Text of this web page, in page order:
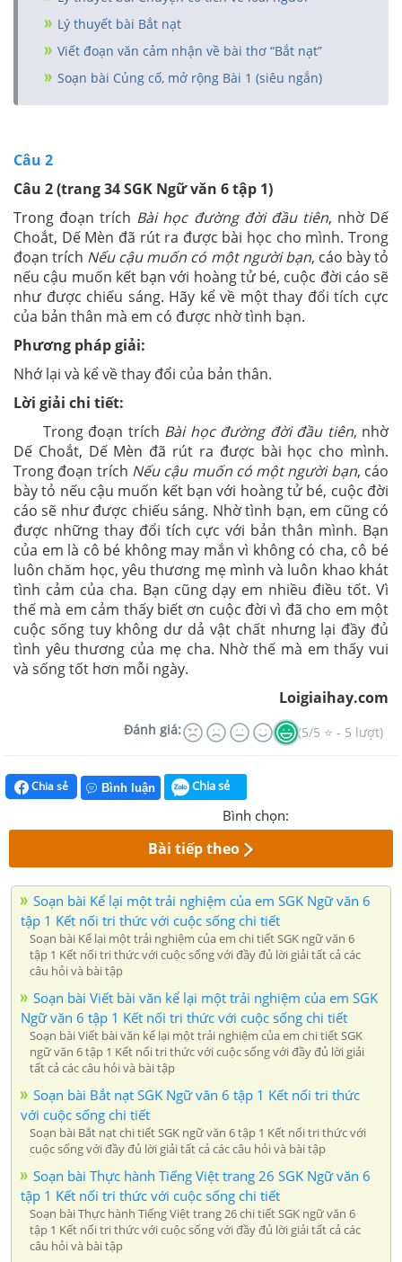
Lý thuyết bài Bắt nạt
Viết đoạn văn cảm nhận về bài thơ “Bắt nạt”
Soạn bài Củng cố, mở rộng Bài 1 (siêu ngắn)
Câu 2
Câu 2 (trang 34 SGK Ngữ văn 6 tập 1)
Trong đoạn trích Bài học đường đời đầu tiên, nhờ Dế
Choắt, Dế Mèn đã rút ra được bài học cho mình. Trong
đoạn trích Nếu cậu muốn có một người bạn, cáo bày tỏ
nếu cậu muốn kết bạn với hoàng tử bé, cuộc đời cáo sẽ
như được chiếu sáng. Hãy kể về một thay đổi tích cực
của bản thân mà em có được nhờ tình bạn.
Phương pháp giải:
Nhớ lại và kể về thay đổi của bản thân.
Lời giải chi tiết:
Trong đoạn trích Bài học đường đời đầu tiên, nhờ
Dế Choắt, Dế Mèn đã rút ra được bài học cho mình.
Trong đoạn trích Nếu cậu muốn có một người bạn, cáo
bày tỏ nếu cậu muốn kết bạn với hoàng tử bé, cuộc đời
cáo sẽ như được chiếu sáng. Nhờ tình bạn, em cũng có
được những thay đổi tích cực với bản thân mình. Bạn
của em là cô bé không may mắn vì không có cha, cô bé
luôn chăm học, yêu thương mẹ mình và luôn khao khát
tình cảm của cha. Bạn cũng dạy em nhiều điều tốt. Vì
thế mà em cảm thấy biết ơn cuộc đời vì đã cho em một
cuộc sống tuy không dư dả vật chất nhưng lại đầy đủ
tình yêu thương của mẹ cha. Nhờ thế mà em thấy vui
và sống tốt hơn mỗi ngày.
Loigiaihay.com
Đánh giá: (5/5 ⭐ - 5 lượt)
Chia sẻ Bình luận Chia sẻ
Bình chọn:
Bài tiếp theo
Soạn bài Kể lại một trải nghiệm của em SGK Ngữ văn 6
tập 1 Kết nối tri thức với cuộc sống chi tiết
Soạn bài Kể lại một trải nghiệm của em chi tiết SGK ngữ văn 6
tập 1 Kết nối tri thức với cuộc sống với đầy đủ lời giải tất cả các
câu hỏi và bài tập
Soạn bài Viết bài văn kể lại một trải nghiệm của em SGK
Ngữ văn 6 tập 1 Kết nối tri thức với cuộc sống chi tiết
Soạn bài Viết bài văn kể lại một trải nghiệm của em chi tiết SGK
ngữ văn 6 tập 1 Kết nối tri thức với cuộc sống với đầy đủ lời giải
tất cả các câu hỏi và bài tập
Soạn bài Bắt nạt SGK Ngữ văn 6 tập 1 Kết nối tri thức
với cuộc sống chi tiết
Soạn bài Bắt nạt chi tiết SGK ngữ văn 6 tập 1 Kết nối tri thức với
cuộc sống với đầy đủ lời giải tất cả các câu hỏi và bài tập
Soạn bài Thực hành Tiếng Việt trang 26 SGK Ngữ văn 6
tập 1 Kết nối tri thức với cuộc sống chi tiết
Soạn bài Thực hành Tiếng Việt trang 26 chi tiết SGK ngữ văn 6
tập 1 Kết nối tri thức với cuộc sống với đầy đủ lời giải tất cả các
câu hỏi và bài tập